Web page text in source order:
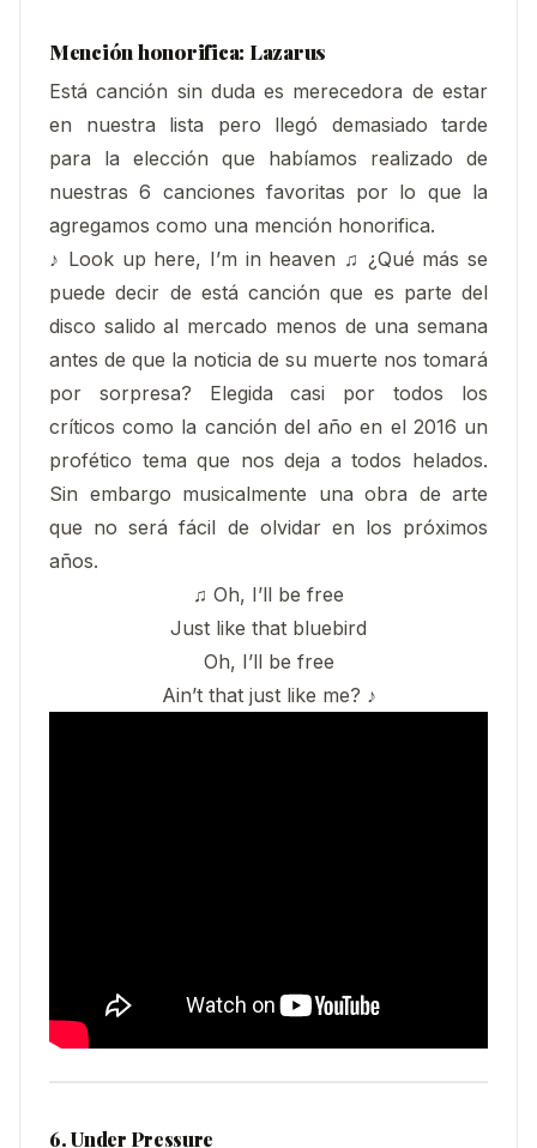
Mención honorifica: Lazarus
Está canción sin duda es merecedora de estar
en nuestra lista pero llegó demasiado tarde
para la elección que habíamos realizado de
nuestras 6 canciones favoritas por lo que la
agregamos como una mención honorifica.
♪ Look up here, I’m in heaven ♫ ¿Qué más se
puede decir de está canción que es parte del
disco salido al mercado menos de una semana
antes de que la noticia de su muerte nos tomará
por sorpresa? Elegida casi por todos los
críticos como la canción del año en el 2016 un
profético tema que nos deja a todos helados.
Sin embargo musicalmente una obra de arte
que no será fácil de olvidar en los próximos
años.
♫ Oh, I’ll be free
Just like that bluebird
Oh, I’ll be free
Ain’t that just like me? ♪
6. Under Pressure